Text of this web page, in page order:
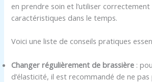
en prendre soin et l’utiliser
caractéristiques dans le temps.
Voici une liste de conseils pratiques
Changer régulièrement de brassière :
d’élasticité, il est recommandé de ne